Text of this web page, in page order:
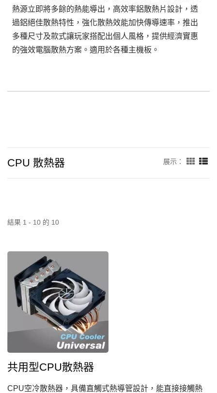
熱源立即將多餘的熱能導出，高效率鋁散熱片設計，透
過鋁絕佳散熱特性，強化散熱效能加快傳導速率，推出
多種尺寸及款式讓玩家搭配出個人風格，提供經濟實惠
的強效電腦散熱方案。適用於各種主機板。
CPU 散熱器 展示：
結果 1 - 10 的 10
共用型CPU散熱器
CPU空冷散熱器，具備直觸式熱導管設計，能直接接觸熱